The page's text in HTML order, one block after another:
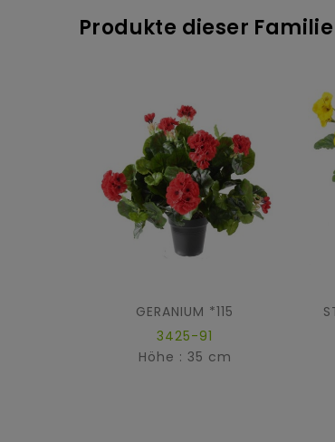
Produkte dieser Familie
GERANIUM *115
3425-91
Höhe : 35 cm